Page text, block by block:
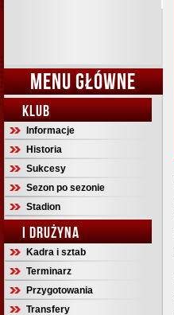
MENU GŁÓWNE
KLUB
Informacje
Historia
Sukcesy
Sezon po sezonie
Stadion
I DRUŻYNA
Kadra i sztab
Terminarz
Przygotowania
Transfery